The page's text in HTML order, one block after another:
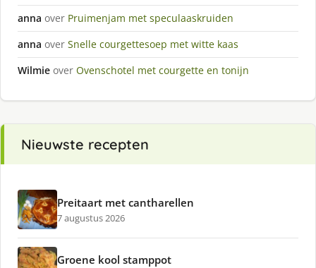
anna over Pruimenjam met speculaaskruiden
anna over Snelle courgettesoep met witte kaas
Wilmie over Ovenschotel met courgette en tonijn
Nieuwste recepten
Preitaart met cantharellen
7 augustus 2026
Groene kool stamppot